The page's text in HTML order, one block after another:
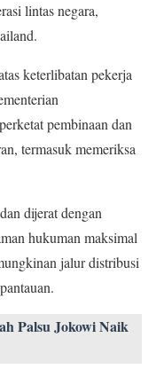
lintas negara,
keterlibatan pekerja
pembinaan dan
termasuk memeriksa
dijerat dengan
hukuman maksimal
jalur distribusi
Palsu Jokowi Naik